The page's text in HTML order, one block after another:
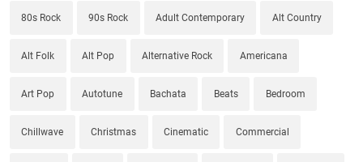
80s Rock 90s Rock Adult Contemporary Alt Country
Alt Folk Alt Pop Alternative Rock Americana
Art Pop Autotune Bachata Beats Bedroom
Chillwave Christmas Cinematic Commercial